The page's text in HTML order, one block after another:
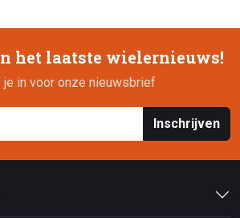
het laatste wielernieuws!
je in voor onze nieuwsbrief
Inschrijven